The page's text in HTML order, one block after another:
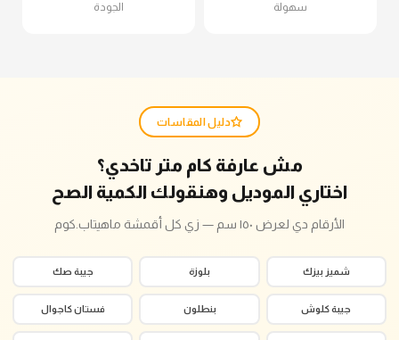
سهولة
الجودة
دليل المقاسات
مش عارفة كام متر تاخدي؟
اختاري الموديل وهنقولك الكمية الصح
الأرقام دي لعرض ١٥٠ سم — زي كل أقمشة ماهيتاب.كوم
شميز بيزك بلوزة جيبة صك
جيبة كلوش بنطلون فستان كاجوال